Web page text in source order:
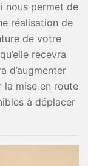
nous permet de
réalisation de
de votre
recevra
d’augmenter
la mise en route
à déplacer